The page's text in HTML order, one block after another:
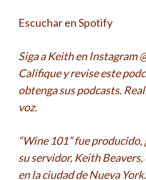
Escuchar en Spotify
Siga a Keith en Instagram
Califique y revise este
obtenga sus podcasts.
voz.
“Wine 101” fue
su servidor, Keith Beavers,
en la ciudad de Nueva